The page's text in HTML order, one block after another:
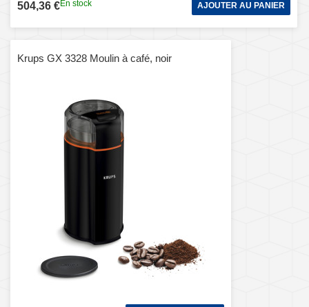
504,36 €En stock AJOUTER AU PANIER
Krups GX 3328 Moulin à café, noir